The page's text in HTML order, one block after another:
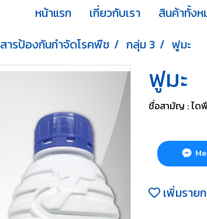
หน้าแรก เกี่ยวกับเรา สินค้าทั้ง
สารป้องกันกำจัดโรคพืช กลุ่ม 3 ฟูมะ
ฟูมะ
ชื่อสามัญ : ไดฟี
เพิ่มราย